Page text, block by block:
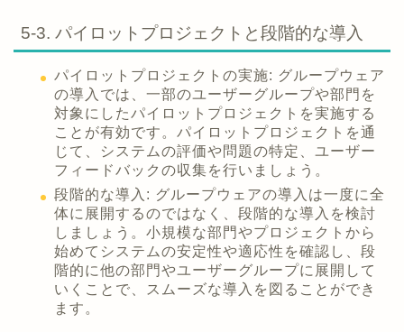
5-3. パイロットプロジェクトと段階的な導入
パイロットプロジェクトの実施: グループウェア
の導入では、一部のユーザーグループや部門を
対象にしたパイロットプロジェクトを実施する
ことが有効です。パイロットプロジェクトを通
じて、システムの評価や問題の特定、ユーザー
フィードバックの収集を行いましょう。
段階的な導入: グループウェアの導入は一度に全
体に展開するのではなく、段階的な導入を検討
しましょう。小規模な部門やプロジェクトから
始めてシステムの安定性や適応性を確認し、段
階的に他の部門やユーザーグループに展開して
いくことで、スムーズな導入を図ることができ
ます。